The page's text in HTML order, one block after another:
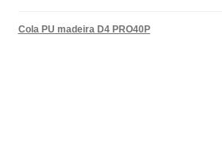
Cola PU madeira D4 PRO40P